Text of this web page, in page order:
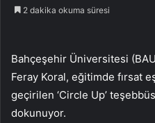
2 dakika okuma süresi
Bahçeşehir Üniversitesi
Feray Koral, eğitimde fırsat
geçirilen ‘Circle Up’
dokunuyor.